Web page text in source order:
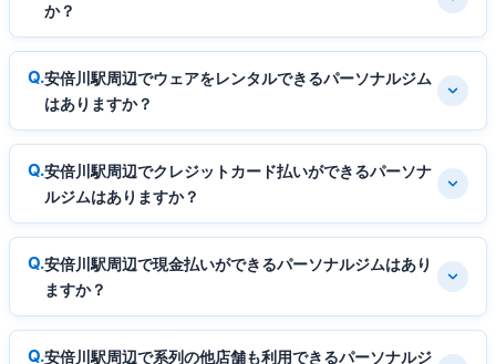
か？
安倍川駅周辺でウェアをレンタルできるパーソナルジム
はありますか？
安倍川駅周辺でクレジットカード払いができるパーソナ
ルジムはありますか？
安倍川駅周辺で現金払いができるパーソナルジムはあり
ますか？
安倍川駅周辺で系列の他店舗も利用できるパーソナルジ